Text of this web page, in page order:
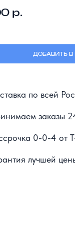
р.
ДОБАВИТЬ В
по всей
заказы
0-0-4 от
лучшей